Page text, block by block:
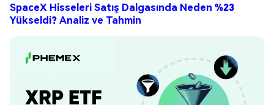
SpaceX Hisseleri Satış Dalgasında Neden %23
Yükseldi? Analiz ve Tahmin